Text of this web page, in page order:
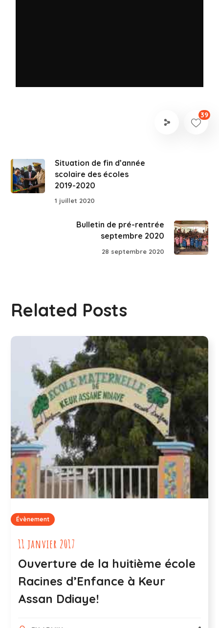
39
Situation de fin d’année
scolaire des écoles
2019-2020
1 juillet 2020
Bulletin de pré-rentrée
septembre 2020
28 septembre 2020
Related Posts
Évènement
11 janvier 2017
Ouverture de la huitième école
Racines d’Enfance à Keur
Assan Ddiaye!